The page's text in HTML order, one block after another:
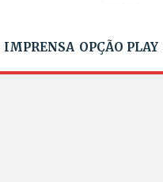
IMPRENSA OPÇÃO PLAY